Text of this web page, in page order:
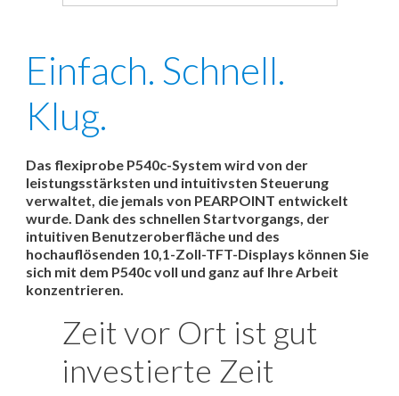
Einfach. Schnell.
Klug.
Das flexiprobe P540c-System wird von der
leistungsstärksten und intuitivsten Steuerung
verwaltet, die jemals von PEARPOINT entwickelt
wurde. Dank des schnellen Startvorgangs, der
intuitiven Benutzeroberfläche und des
hochauflösenden 10,1-Zoll-TFT-Displays können Sie
sich mit dem P540c voll und ganz auf Ihre Arbeit
konzentrieren.
Zeit vor Ort ist gut
investierte Zeit